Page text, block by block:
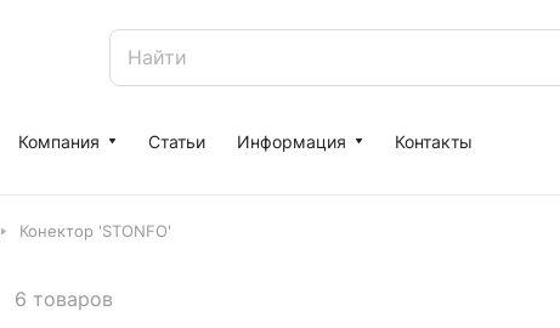
Компания Статьи Информация Контакты
Конектор 'STONFO'
6 товаров